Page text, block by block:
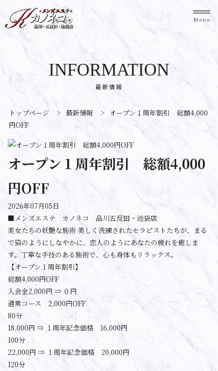
Menu
最新情報
INFORMATION
トップページ > 最新情報 > オープン１周年割引 総額4,000
円OFF
オープン１周年割引 総額4,000
円OFF
2026年07月05日
■メンズエステ カノネコ 品川五反田・池袋店
美女たちの妖艶な施術 美しく洗練されたセラピストたちが、まる
で猫のようにしなやかに、恋人のようにあなたの疲れを癒しま
す。丁寧な手技のある施術で、心も身体もリラックス。
【オープン１周年割引】
総額4,000円OFF
入会金2,000円 ⇒ ０円
通常コース 2,000円OFF
80分
18,000円 ⇒ １周年記念価格 16,000円
100分
22,000円 ⇒ １周年記念価格 20,000円
120分